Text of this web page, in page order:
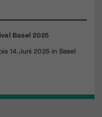
Basel 2025
14. Juni 2025 in Basel